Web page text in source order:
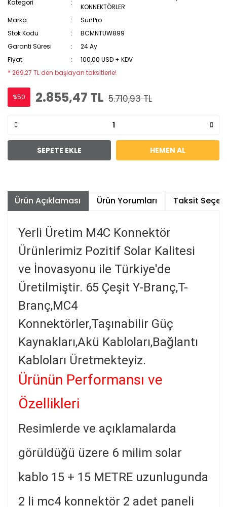
Kategori
KONNEKTÖRLER
Marka
SunPro
Stok Kodu
BCMNTUW899
Garanti Süresi
24 Ay
Fiyat
100,00 USD + KDV
* 269,27 TL den başlayan taksitlerle!
%50 2.855,47 TL 5.710,93 TL
SEPETE EKLE HEMEN AL
Ürün Açıklaması Ürün Yorumları Taksit
Yerli Üretim M4C Konnektör
Ürünlerimiz Pozitif Solar Kalitesi
ve İnovasyonu ile Türkiye'de
Üretilmiştir. 65 Çeşit Y-Branç,T-
Branç,MC4
Konnektörler,Taşınabilir Güç
Kaynakları,Akü Kabloları,Bağlantı
Kabloları Üretmekteyiz.
Ürünün Performansı ve
Özellikleri
Resimlerde ve açıklamalarda
görüldüğü üzere 6 milim solar
kablo 15 + 15 METRE uzunlugunda
2 li mc4 konnektör 2 adet paneli